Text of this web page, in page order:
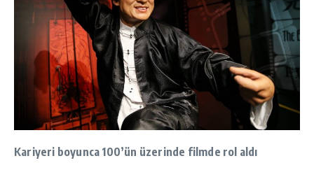
Kariyeri boyunca 100’ün üzerinde filmde rol aldı